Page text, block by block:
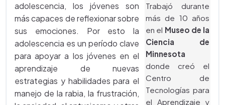
Trabajó durante
más de 10 años
en el Museo de la
Ciencia de
Minnesota
donde creó el
Centro de
Tecnologías para
el Aprendizaje y
adolescencia, los jóvenes son
más capaces de reflexionar sobre
sus emociones. Por esto la
adolescencia es un período clave
para apoyar a los jóvenes en el
aprendizaje de nuevas
estrategias y habilidades para el
manejo de la rabia, la frustración,